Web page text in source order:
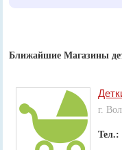
Ближайшие Магазины
г.
Тел.: